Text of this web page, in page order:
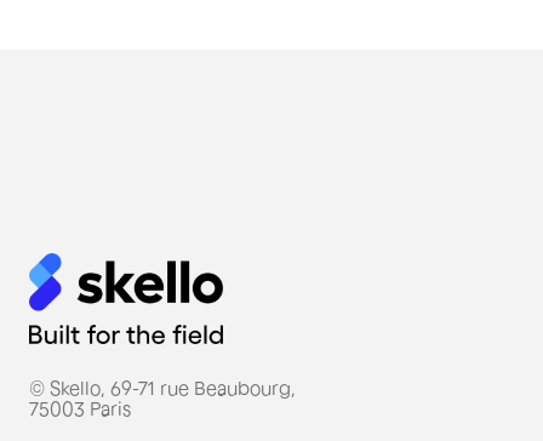
© Skello, 69-71 rue Beaubourg,
75003 Paris